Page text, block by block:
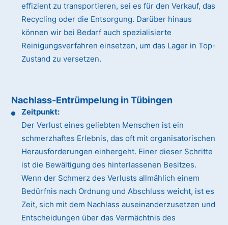
effizient zu transportieren, sei es für den Verkauf, das
Recycling oder die Entsorgung. Darüber hinaus
können wir bei Bedarf auch spezialisierte
Reinigungsverfahren einsetzen, um das Lager in Top-
Zustand zu versetzen.
Nachlass-Entrümpelung in Tübingen
Zeitpunkt:
Der Verlust eines geliebten Menschen ist ein
schmerzhaftes Erlebnis, das oft mit organisatorischen
Herausforderungen einhergeht. Einer dieser Schritte
ist die Bewältigung des hinterlassenen Besitzes.
Wenn der Schmerz des Verlusts allmählich einem
Bedürfnis nach Ordnung und Abschluss weicht, ist es
Zeit, sich mit dem Nachlass auseinanderzusetzen und
Entscheidungen über das Vermächtnis des